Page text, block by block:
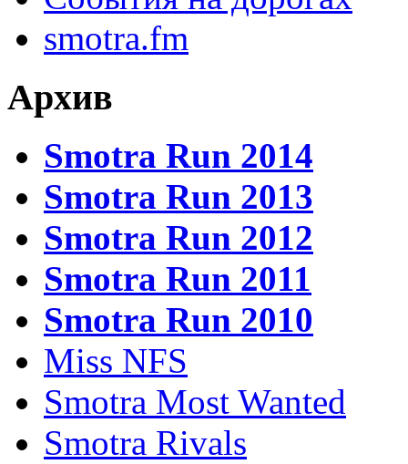
smotra.fm
Архив
Smotra Run 2014
Smotra Run 2013
Smotra Run 2012
Smotra Run 2011
Smotra Run 2010
Miss NFS
Smotra Most Wanted
Smotra Rivals